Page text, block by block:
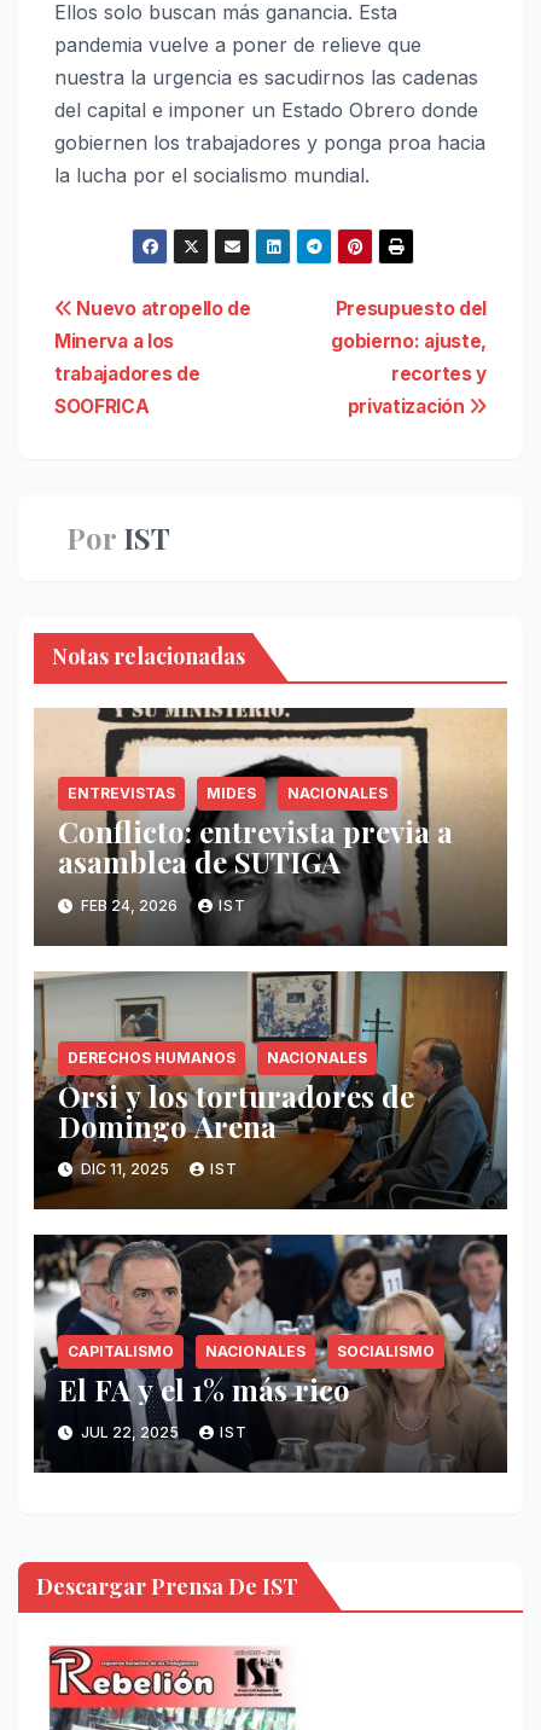
Ellos solo buscan más ganancia. Esta
pandemia vuelve a poner de relieve que
nuestra la urgencia es sacudirnos las cadenas
del capital e imponer un Estado Obrero donde
gobiernen los trabajadores y ponga proa hacia
la lucha por el socialismo mundial.
Navegación
de
entradas
Presupuesto del
gobierno: ajuste,
recortes y
privatización
Nuevo atropello de
Minerva a los
trabajadores de
SOOFRICA
Por IST
Notas relacionadas
ENTREVISTAS MIDES NACIONALES
Conflicto: entrevista previa a
asamblea de SUTIGA
FEB 24, 2026 IST
DERECHOS HUMANOS NACIONALES
Orsi y los torturadores de
Domingo Arena
DIC 11, 2025 IST
CAPITALISMO NACIONALES SOCIALISMO
El FA y el 1% más rico
JUL 22, 2025 IST
Descargar Prensa De IST